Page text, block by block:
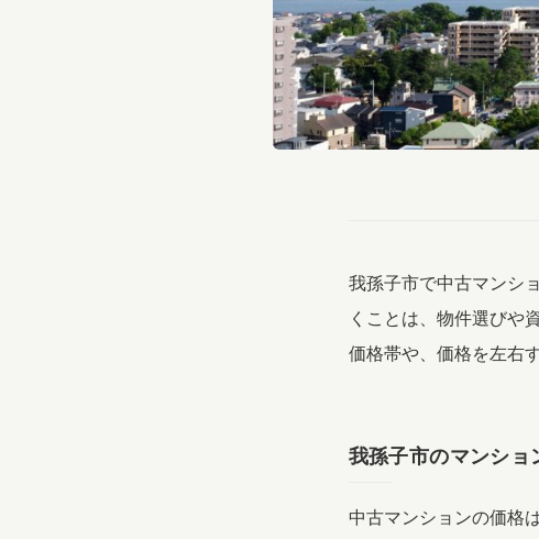
我孫子市で中古マンシ
くことは、物件選びや
価格帯や、価格を左右
我孫子市のマンショ
中古マンションの価格